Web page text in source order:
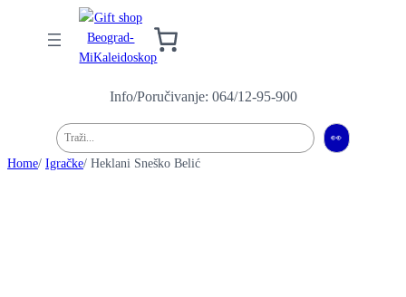
Info/Poručivanje: 064/12-95-900
Pretraga 👀
Home/ Igračke/ Heklani Sneško Belić